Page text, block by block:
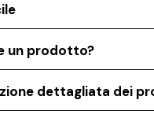
un prodotto?
dettagliata dei